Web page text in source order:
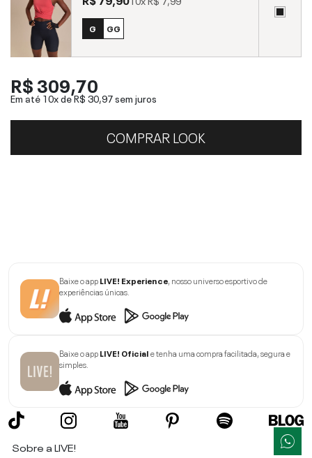
G GG
R$ 309,70
Em até 10x deR$ 30,97sem juros
COMPRAR LOOK
Baixe o appLIVE! Experience, nosso universo esportivo de
experiências únicas.
Baixe o appLIVE! Oficiale tenha uma compra facilitada, segura e
simples.
Sobre a LIVE!